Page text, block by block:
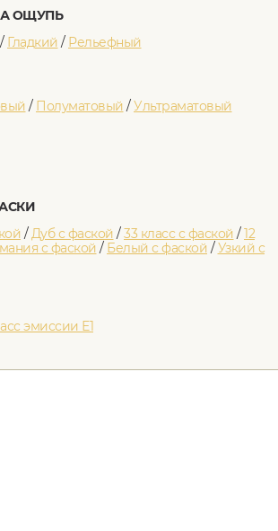
ОЩУПЬ
/ Гладкий / Рельефный
/ Полуматовый /Ультраматовый
/Дуб с фаской /33 класс с фаской /12
с фаской / Белый с фаской /Узкий с
эмиссии Е1